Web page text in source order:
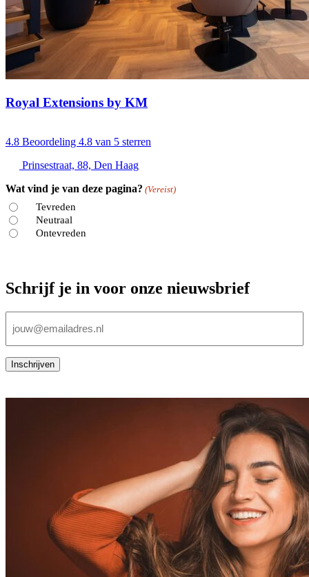
Royal Extensions by KM
4.8 Beoordeling 4.8 van 5 sterren
Prinsestraat, 88, Den Haag
Wat vind je van deze pagina? (Vereist)
Tevreden
Neutraal
Ontevreden
Schrijf je in voor onze nieuwsbrief
mailadres
Inschrijven